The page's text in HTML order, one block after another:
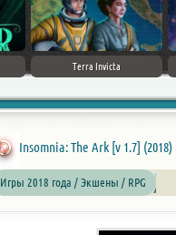
Terra Invicta
Insomnia: The Ark [v 1.7]
Игры 2018 года / Экшены / RPG